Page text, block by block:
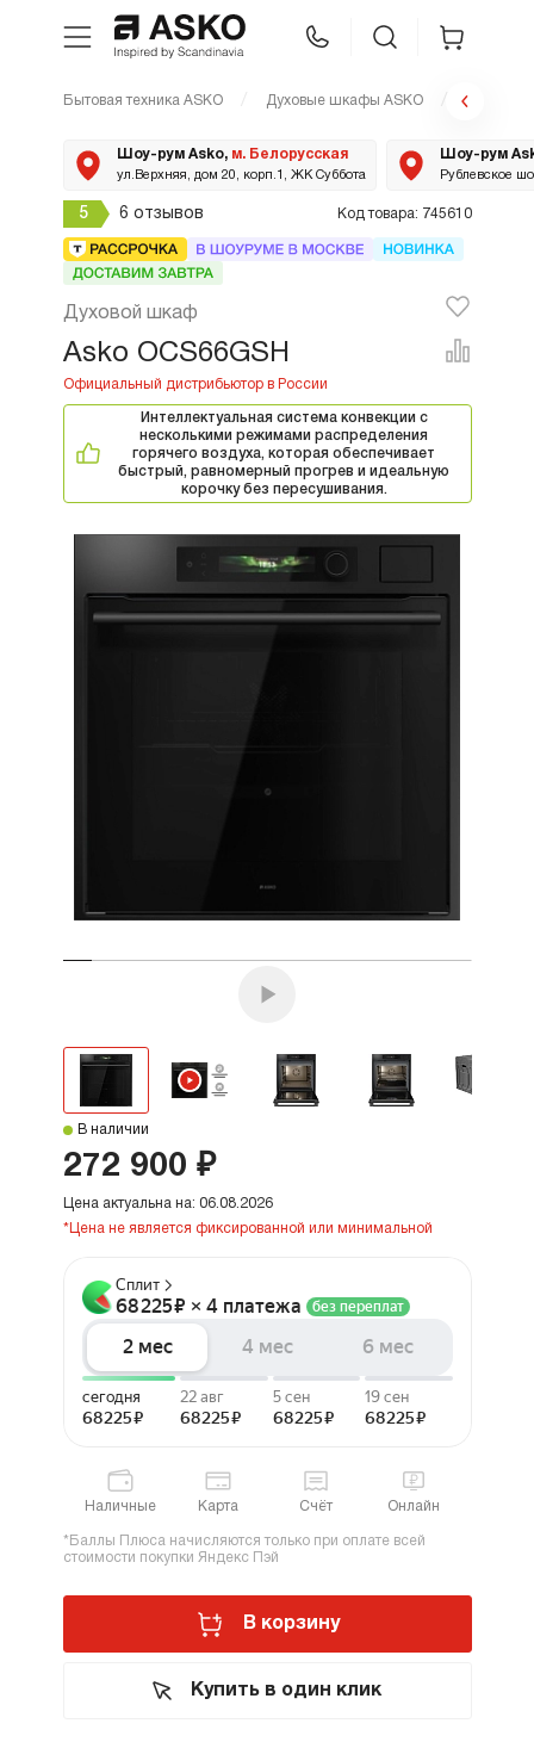
Техника для кухни
Уход за бельем
Asko Professional
Аксессуары
Шоу-рум
Бытовая техника ASKO Духовые шкафы ASKO
Шоу-рум Asko, м. Белорусская
ул.Верхняя, дом 20, корп.1, ЖК Суббота
Шоу-рум
Рублевское
5 6 отзывов Код товара: 745610
Духовой шкаф
Asko OCS66GSH
Интеллектуальная система конвекции с
несколькими режимами распределения
горячего воздуха, которая обеспечивает
быстрый, равномерный прогрев и идеальную
корочку без пересушивания.
В наличии
Цена актуальна на: 06.08.2026
272 900 ₽
*Цена не является фиксированной или минимальной
Наличные Карта Счёт Онлайн
*Баллы Плюса начисляются только при оплате всей
стоимости покупки Яндекс Пэй
В корзину
Купить в один клик